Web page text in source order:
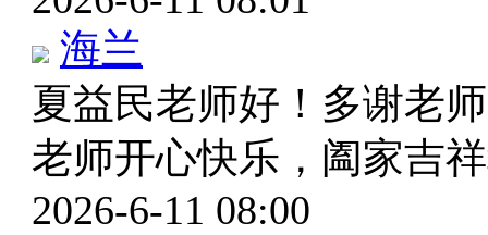
海兰
夏益民老师好！多谢老
老师开心快乐，阖家吉
2026-6-11 08:00